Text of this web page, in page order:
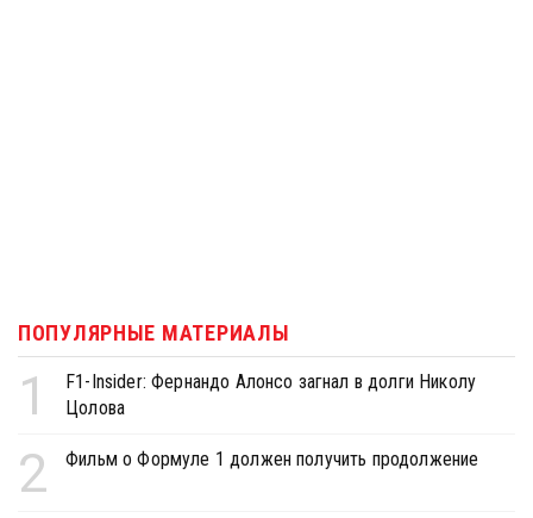
ПОПУЛЯРНЫЕ МАТЕРИАЛЫ
1
F1-Insider: Фернандо Алонсо загнал в долги Николу
Цолова
2 Фильм о Формуле 1 должен получить продолжение